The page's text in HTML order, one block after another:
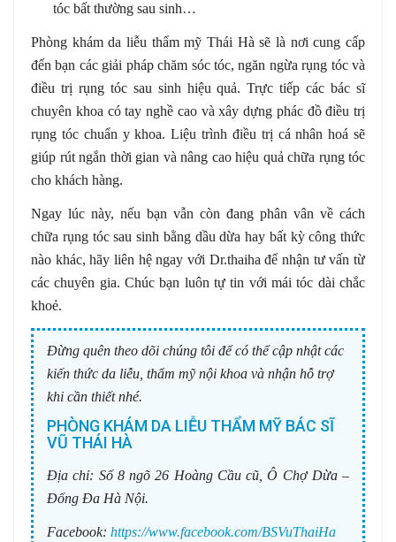
tóc bất thường sau sinh…
Phòng khám da liễu thẩm mỹ Thái Hà sẽ là nơi cung cấp
đến bạn các giải pháp chăm sóc tóc, ngăn ngừa rụng tóc và
điều trị rụng tóc sau sinh hiệu quả. Trực tiếp các bác sĩ
chuyên khoa có tay nghề cao và xây dựng phác đồ điều trị
rụng tóc chuẩn y khoa. Liệu trình điều trị cá nhân hoá sẽ
giúp rút ngắn thời gian và nâng cao hiệu quả chữa rụng tóc
cho khách hàng.
Ngay lúc này, nếu bạn vẫn còn đang phân vân về cách
chữa rụng tóc sau sinh bằng dầu dừa hay bất kỳ công thức
nào khác, hãy liên hệ ngay với Dr.thaiha để nhận tư vấn từ
các chuyên gia. Chúc bạn luôn tự tin với mái tóc dài chắc
khoẻ.
Đừng quên theo dõi chúng tôi để có thể cập nhật các
kiến thức da liễu, thẩm mỹ nội khoa và nhận hỗ trợ
khi cần thiết nhé.
PHÒNG KHÁM DA LIỄU THẨM MỸ BÁC SĨ
VŨ THÁI HÀ
Địa chỉ: Số 8 ngõ 26 Hoàng Cầu cũ, Ô Chợ Dừa –
Đống Đa Hà Nội.
Facebook: https://www.facebook.com/BSVuThaiHa